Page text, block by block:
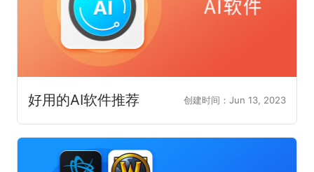
好用的AI软件推荐 创建时间：Jun 13, 2023